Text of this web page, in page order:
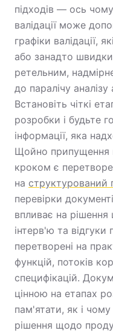
підходів — ось чому
валідації може
графіки валідації,
або занадто
ретельним,
до паралічу
Встановіть чіткі
розробки і будьте
інформації, яка
Щойно припущення
кроком є
на структурований
перевірки
впливає на
інтерв'ю та
перетворені на
функцій, потоків
специфікацій.
цінною на етапах
пам'ятати, як і чому
рішення щодо